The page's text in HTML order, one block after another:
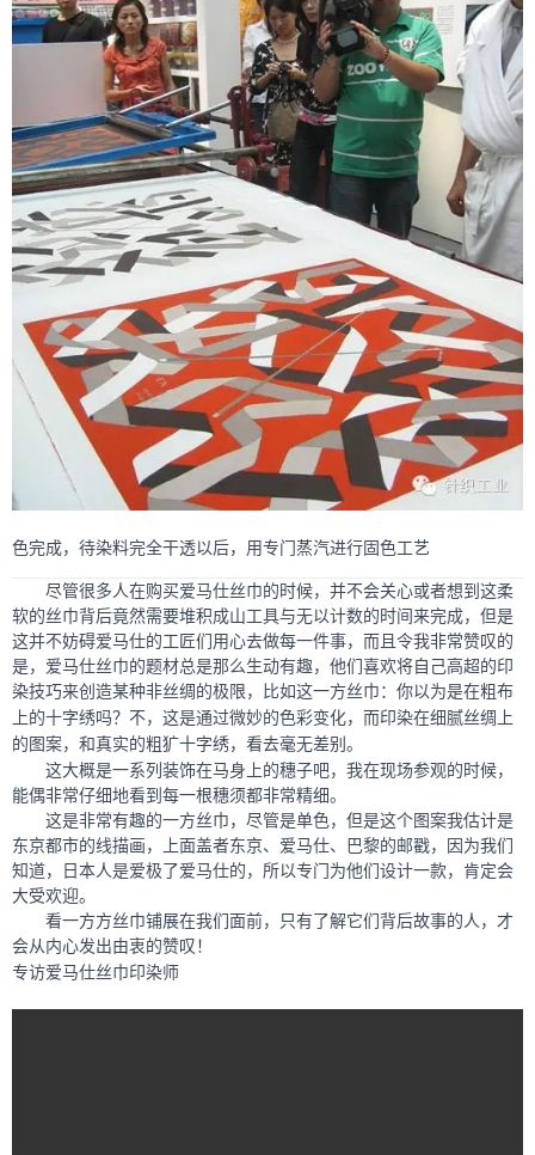
色完成，待染料完全干透以后，用专门蒸汽进行固色工艺
尽管很多人在购买爱马仕丝巾的时候，并不会关心或者想到这柔
软的丝巾背后竟然需要堆积成山工具与无以计数的时间来完成，但是
这并不妨碍爱马仕的工匠们用心去做每一件事，而且令我非常赞叹的
是，爱马仕丝巾的题材总是那么生动有趣，他们喜欢将自己高超的印
染技巧来创造某种非丝绸的极限，比如这一方丝巾： 你以为是在粗布
上的十字绣吗？不，这是通过微妙的色彩变化，而印染在细腻丝绸上
的图案，和真实的粗犷十字绣，看去毫无差别。
这大概是一系列装饰在马身上的穗子吧，我在现场参观的时候，
能偶非常仔细地看到每一根穗须都非常精细。
这是非常有趣的一方丝巾，尽管是单色，但是这个图案我估计是
东京都市的线描画，上面盖者东京、爱马仕、巴黎的邮戳，因为我们
知道，日本人是爱极了爱马仕的，所以专门为他们设计一款，肯定会
大受欢迎。
看一方方丝巾铺展在我们面前，只有了解它们背后故事的人，才
会从内心发出由衷的赞叹！
专访爱马仕丝巾印染师